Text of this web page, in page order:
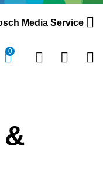
Media Service
0